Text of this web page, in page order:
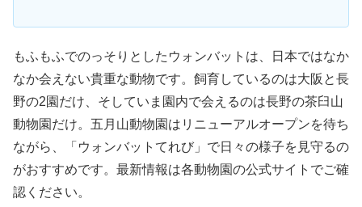
もふもふでのっそりとしたウォンバットは、日本ではなか
なか会えない貴重な動物です。飼育しているのは大阪と長
野の2園だけ、そしていま園内で会えるのは長野の茶臼山
動物園だけ。五月山動物園はリニューアルオープンを待ち
ながら、「ウォンバットてれび」で日々の様子を見守るの
がおすすめです。最新情報は各動物園の公式サイトでご確
認ください。